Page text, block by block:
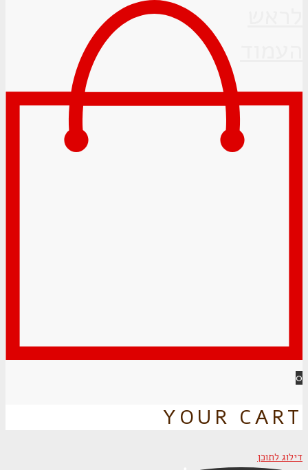
0
YOUR CART
דילוג לתוכן